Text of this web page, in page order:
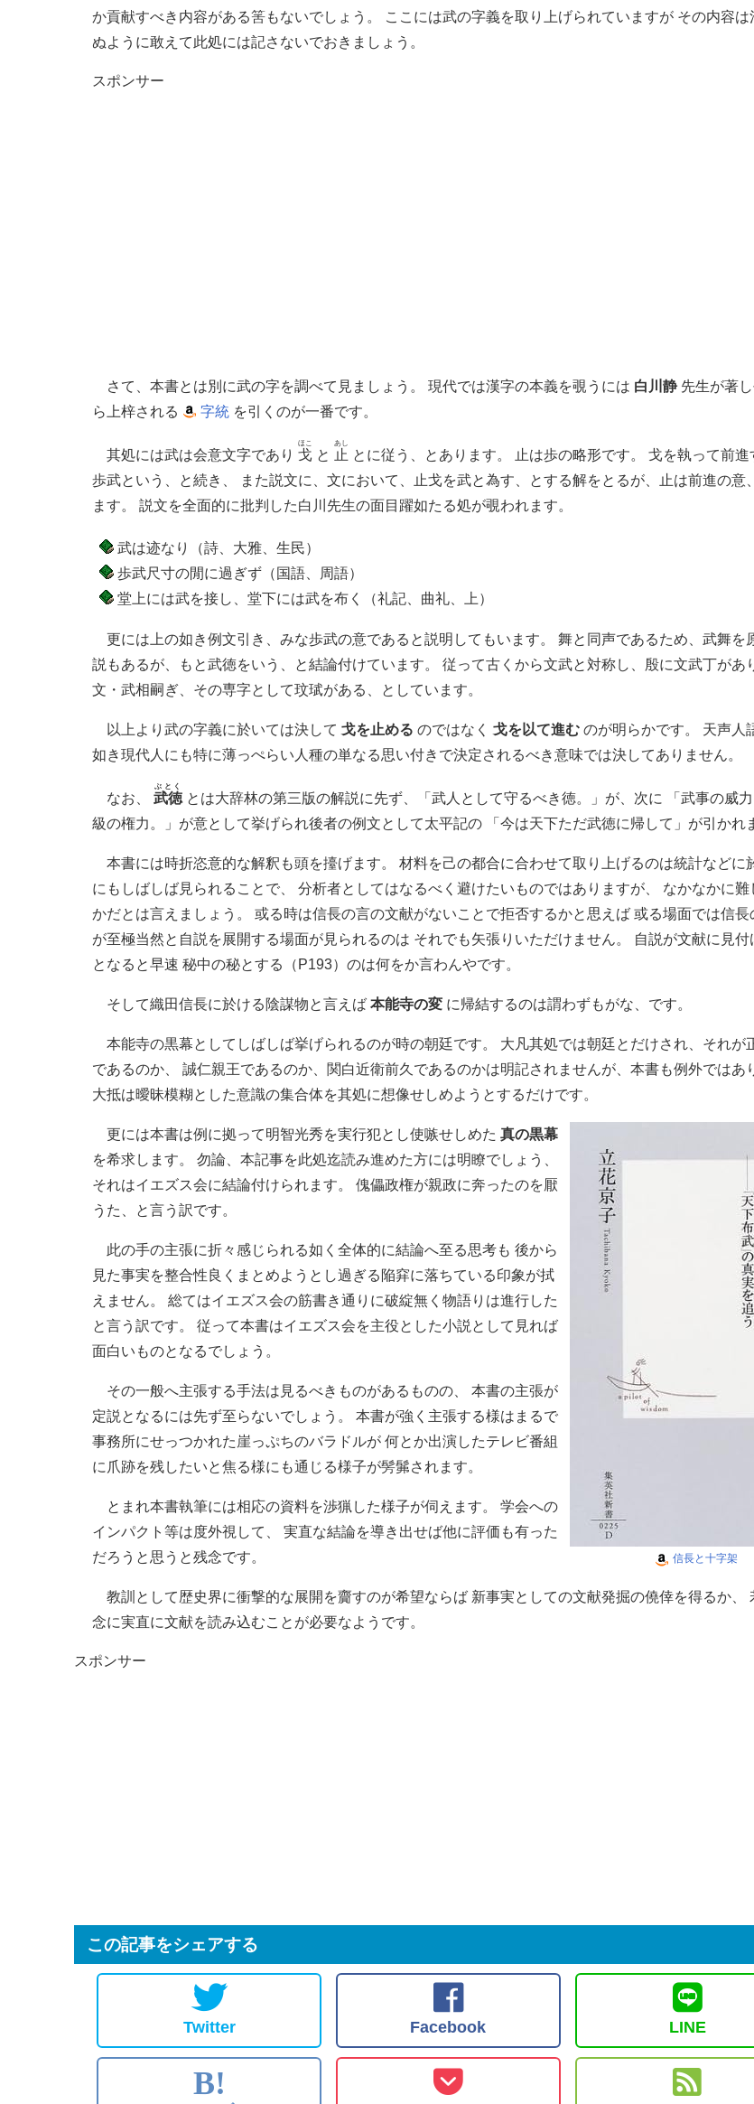
か貢献すべき内容がある筈もないでしょう。 ここには武の字義を取り上げられていますが その内容は
ぬように敢えて此処には記さないでおきましょう。
スポンサー
さて、本書とは別に武の字を調べて見ましょう。 現代では漢字の本義を覗うには 白川静先生が著
ら上梓される
字統 を引くのが一番です。
其処には武は会意文字であり 戈
ほこ
と 止
あし
とに従う、とあります。 止は歩の略形です。 戈を執って前進
歩武という、と続き、 また説文に、文において、止戈を武と為す、とする解をとるが、止は前進の意
ます。 説文を全面的に批判した白川先生の面目躍如たる処が覗われます。
武は迹なり（詩、大雅、生民）
歩武尺寸の閒に過ぎず（国語、周語）
堂上には武を接し、堂下には武を布く（礼記、曲礼、上）
更には上の如き例文引き、みな歩武の意であると説明してもいます。 舞と同声であるため、武舞を
説もあるが、もと武徳をいう、と結論付けています。 従って古くから文武と対称し、殷に文武丁があ
文・武相嗣ぎ、その専字として玟珷がある、としています。
以上より武の字義に於いては決して 戈を止める のではなく 戈を以て進む のが明らかです。 天声人
如き現代人にも特に薄っぺらい人種の単なる思い付きで決定されるべき意味では決してありません。
なお、 武徳
ぶとく
とは大辞林の第三版の解説に先ず、「武人として守るべき徳。」が、次に 「武事の威
級の権力。」が意として挙げられ後者の例文として太平記の 「今は天下ただ武徳に帰して」が引かれ
本書には時折恣意的な解釈も頭を擡げます。 材料を己の都合に合わせて取り上げるのは統計などに
にもしばしば見られることで、 分析者としてはなるべく避けたいものではありますが、 なかなかに難
かだとは言えましょう。 或る時は信長の言の文献がないことで拒否するかと思えば 或る場面では信長
が至極当然と自説を展開する場面が見られるのは それでも矢張りいただけません。 自説が文献に見付
となると早速 秘中の秘とする（P193）のは何をか言わんやです。
そして織田信長に於ける陰謀物と言えば 本能寺の変 に帰結するのは謂わずもがな、です。
本能寺の黒幕としてしばしば挙げられるのが時の朝廷です。 大凡其処では朝廷とだけされ、それが
であるのか、 誠仁親王であるのか、関白近衛前久であるのかは明記されませんが、本書も例外ではあ
大抵は曖昧模糊とした意識の集合体を其処に想像せしめようとするだけです。
信長と十字架
更には本書は例に拠って明智光秀を実行犯とし使嗾せしめた 真の黒幕
を希求します。 勿論、本記事を此処迄読み進めた方には明瞭でしょう、
それはイエズス会に結論付けられます。 傀儡政権が親政に奔ったのを厭
うた、と言う訳です。
此の手の主張に折々感じられる如く全体的に結論へ至る思考も 後から
見た事実を整合性良くまとめようとし過ぎる陥穽に落ちている印象が拭
えません。 総てはイエズス会の筋書き通りに破綻無く物語りは進行した
と言う訳です。 従って本書はイエズス会を主役とした小説として見れば
面白いものとなるでしょう。
その一般へ主張する手法は見るべきものがあるものの、 本書の主張が
定説となるには先ず至らないでしょう。 本書が強く主張する様はまるで
事務所にせっつかれた崖っぷちのバラドルが 何とか出演したテレビ番組
に爪跡を残したいと焦る様にも通じる様子が髣髴されます。
とまれ本書執筆には相応の資料を渉猟した様子が伺えます。 学会への
インパクト等は度外視して、 実直な結論を導き出せば他に評価も有った
だろうと思うと残念です。
教訓として歴史界に衝撃的な展開を齎すのが希望ならば 新事実としての文献発掘の僥倖を得るか、
念に実直に文献を読み込むことが必要なようです。
スポンサー
この記事をシェアする
Twitter Facebook LINE
B!